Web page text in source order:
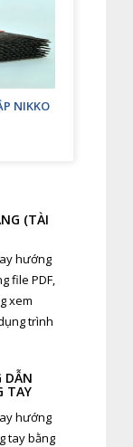
NIKKO
(TÀI
hướng
file PDF,
xem
trình
DẪN
TAY
hướng
tay bằng